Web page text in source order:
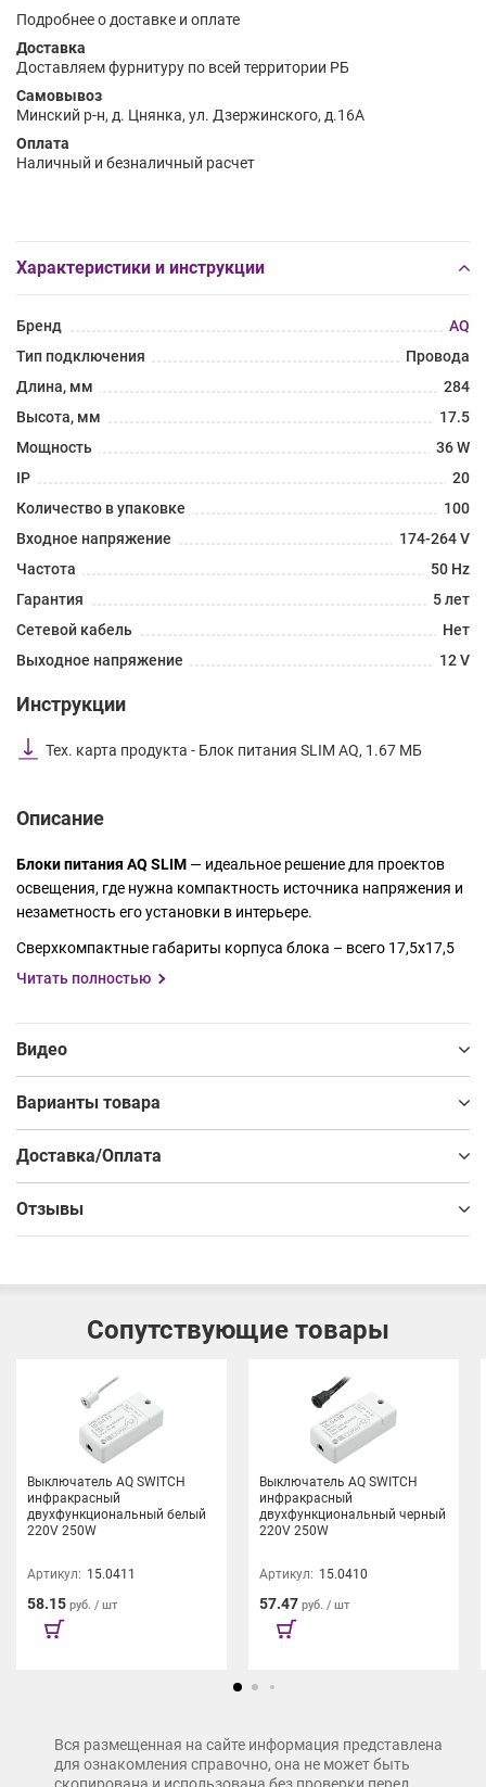
Подробнее о доставке и оплате
Доставка
Доставляем фурнитуру по всей территории РБ
Самовывоз
Минский р-н, д. Цнянка, ул. Дзержинского, д.16А
Оплата
Наличный и безналичный расчет
Характеристики и инструкции
Бренд
AQ
Тип подключения
Провода
Длина, мм
284
Высота, мм
17.5
Мощность
36 W
IP
20
Количество в упаковке
100
Входное напряжение
174-264 V
Частота
50 Hz
Гарантия
5 лет
Сетевой кабель
Нет
Выходное напряжение
12 V
Инструкции
Тех. карта продукта - Блок питания SLIM AQ, 1.67 МБ
Описание
Блоки питания AQ SLIM — идеальное решение для проектов
освещения, где нужна компактность источника напряжения и
незаметность его установки в интерьере.
Сверхкомпактные габариты корпуса блока – всего 17,5х17,5
мм, позволяют устанавливать блок в условиях ограниченного
алюминиевом корпусе и защищен от перегрузки и короткого
замыкания.
Блоки питания AQ SLIM имеют два номинала выходного
напряжения12V и 24V
Читать полностью
Видео
Варианты товара
Доставка/Оплата
Отзывы
Сопутствующие товары
Выключатель AQ SWITCH
инфракрасный
двухфункциональный белый
220V 250W
Артикул: 15.0411
58.15 руб. / шт
Выключатель AQ SWITCH
инфракрасный
двухфункциональный черный
220V 250W
Артикул: 15.0410
57.47 руб. / шт
Вся размещенная на сайте информация представлена
для ознакомления справочно, она не может быть
скопирована и использована без проверки перед